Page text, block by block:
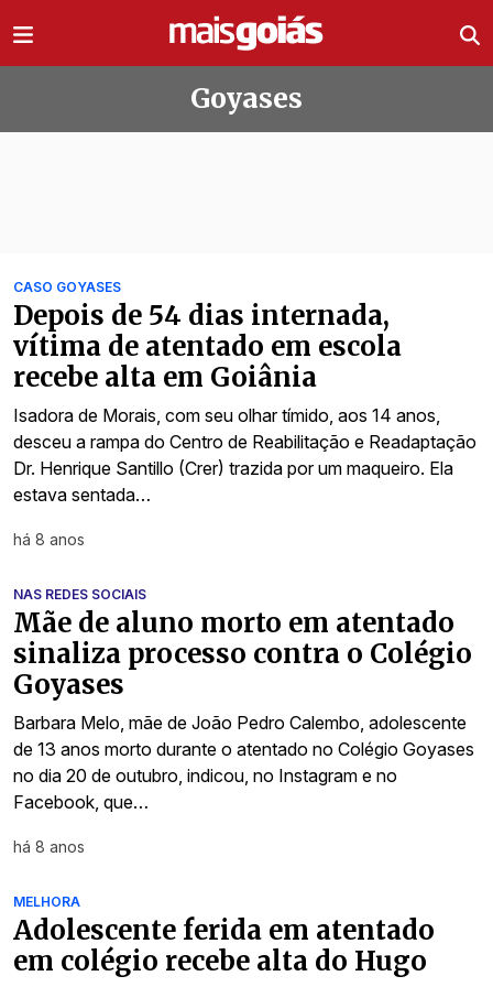
Goyases
Todas as notícias de Goyases
CASO GOYASES
Depois de 54 dias internada,
vítima de atentado em escola
recebe alta em Goiânia
Isadora de Morais, com seu olhar tímido, aos 14 anos,
desceu a rampa do Centro de Reabilitação e Readaptação
Dr. Henrique Santillo (Crer) trazida por um maqueiro. Ela
estava sentada…
há 8 anos
NAS REDES SOCIAIS
Mãe de aluno morto em atentado
sinaliza processo contra o Colégio
Goyases
Barbara Melo, mãe de João Pedro Calembo, adolescente
de 13 anos morto durante o atentado no Colégio Goyases
no dia 20 de outubro, indicou, no Instagram e no
Facebook, que…
há 8 anos
MELHORA
Adolescente ferida em atentado
em colégio recebe alta do Hugo